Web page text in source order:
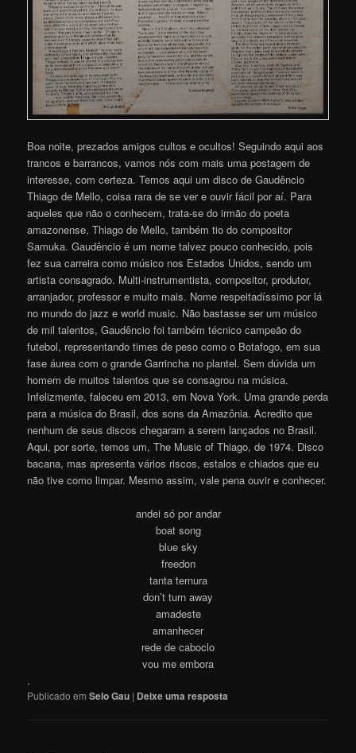
Boa noite, prezados amigos cultos e ocultos! Seguindo aqui aos
trancos e barrancos, vamos nós com mais uma postagem de
interesse, com certeza. Temos aqui um disco de Gaudêncio
Thiago de Mello, coisa rara de se ver e ouvir fácil por aí. Para
aqueles que não o conhecem, trata-se do irmão do poeta
amazonense, Thiago de Mello, também tio do compositor
Samuka. Gaudêncio é um nome talvez pouco conhecido, pois
fez sua carreira como músico nos Estados Unidos, sendo um
artista consagrado. Multi-instrumentista, compositor, produtor,
arranjador, professor e muito mais. Nome respeitadíssimo por lá
no mundo do jazz e world music. Não bastasse ser um músico
de mil talentos, Gaudêncio foi também técnico campeão do
futebol, representando times de peso como o Botafogo, em sua
fase áurea com o grande Garrincha no plantel. Sem dúvida um
homem de muitos talentos que se consagrou na música.
Infelizmente, faleceu em 2013, em Nova York. Uma grande perda
para a música do Brasil, dos sons da Amazônia. Acredito que
nenhum de seus discos chegaram a serem lançados no Brasil.
Aqui, por sorte, temos um, The Music of Thiago, de 1974. Disco
bacana, mas apresenta vários riscos, estalos e chiados que eu
não tive como limpar. Mesmo assim, vale pena ouvir e conhecer.
andei só por andar
boat song
blue sky
freedon
tanta ternura
don’t turn away
amadeste
amanhecer
rede de caboclo
vou me embora
.
Publicado em Selo Gau | Deixe uma resposta